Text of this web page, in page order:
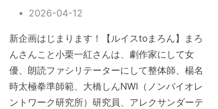
2026-04-12
新企画はじまります！【ルイスtoまろん】まろ
んさんこと小栗一紅さんは、劇作家にして女
優、朗読ファシリテーターにして整体師、楊名
時太極拳準師範、大橋しんNWI（ノンバイオレ
ントワーク研究所）研究員、アレクサンダーテ